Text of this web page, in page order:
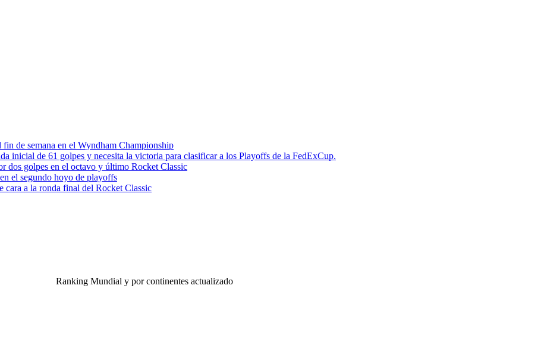
de semana en el Wyndham Championship
inicial de 61 golpes y necesita la victoria para clasificar a los Playoffs de la FedExCup.
dos golpes en el octavo y último Rocket Classic
el segundo hoyo de playoffs
cara a la ronda final del Rocket Classic
Ranking Mundial y por continentes actualizado